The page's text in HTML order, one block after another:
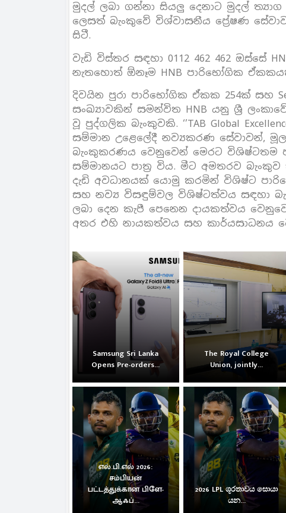
මුදල් ලබා ගන්නා සියලු දෙනාට මුදල්
ලෙසත් බැංකුවේ විශ්වාසනීය ප්‍රේෂණ
සිටී.
වැඩි විස්තර සඳහා 0112 462 462 ඔස්සේ
නැතහොත් ඕනෑම HNB පාරිභෝගික
දිවයින පුරා පාරිභෝගික ඒකක 254ක් සහ
සංඛ්‍යාවකින් සමන්විත HNB යනු ශ්‍රී
වූ පුද්ගලික බැංකුවකි. ‘’TAB Global
සම්මාන උළෙලේදී නව්‍යකරණ සේවාවන්,
බැංකුකරණය වෙනුවෙන් මෙරට විශිෂ්ටතම
සම්මානයට පාත්‍ර විය. මීට අමතරව
දැඩි අවධානයක් යොමු කරමින් විශිෂ්ට
සහ නව්‍ය විසඳුම්වල විශිෂ්ටත්වය සඳහා
ලබා දෙන කැපී පෙනෙන දායකත්වය
අතර එහි නායකත්වය සහ කාර්යසාධනය
Samsung Sri Lanka
Opens Pre-orders...
The Royal College
Union, jointly...
எல்.பி.எல் 2026:
சம்பியன்
பட்டத்துக்கான பிளே-
ஆஃப்...
2026 LPL ශූරතාවය සොයා
යන...